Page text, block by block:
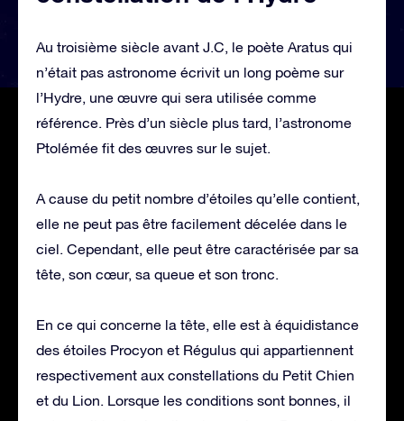
Au troisième siècle avant J.C, le poète Aratus qui
n’était pas astronome écrivit un long poème sur
l’Hydre, une œuvre qui sera utilisée comme
référence. Près d’un siècle plus tard, l’astronome
Ptolémée fit des œuvres sur le sujet.
A cause du petit nombre d’étoiles qu’elle contient,
elle ne peut pas être facilement décelée dans le
ciel. Cependant, elle peut être caractérisée par sa
tête, son cœur, sa queue et son tronc.
En ce qui concerne la tête, elle est à équidistance
des étoiles Procyon et Régulus qui appartiennent
respectivement aux constellations du Petit Chien
et du Lion. Lorsque les conditions sont bonnes, il